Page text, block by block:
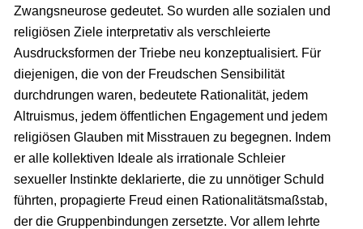
Zwangsneurose gedeutet. So wurden alle sozialen und
religiösen Ziele interpretativ als verschleierte
Ausdrucksformen der Triebe neu konzeptualisiert. Für
diejenigen, die von der Freudschen Sensibilität
durchdrungen waren, bedeutete Rationalität, jedem
Altruismus, jedem öffentlichen Engagement und jedem
religiösen Glauben mit Misstrauen zu begegnen. Indem
er alle kollektiven Ideale als irrationale Schleier
sexueller Instinkte deklarierte, die zu unnötiger Schuld
führten, propagierte Freud einen Rationalitätsmaßstab,
der die Gruppenbindungen zersetzte. Vor allem lehrte